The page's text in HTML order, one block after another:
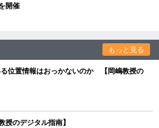
開催
もっと見る
位置情報はおっかないのか 【岡嶋教授の
のデジタル指南】